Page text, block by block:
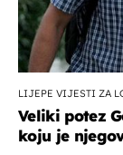
LIJEPE VIJESTI ZA
Veliki potez
koju je